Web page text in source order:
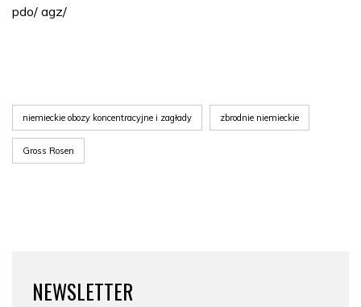
pdo/ agz/
niemieckie obozy koncentracyjne i zagłady zbrodnie niemieckie
Gross Rosen
NEWSLETTER